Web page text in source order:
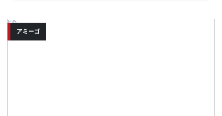
アミーゴ